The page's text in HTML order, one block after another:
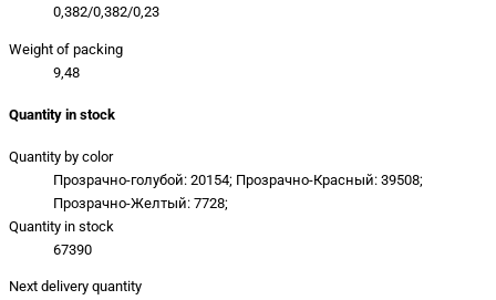
0,382/0,382/0,23
Weight of packing
9,48
Quantity in stock
Quantity by color
Прозрачно-голубой: 20154; Прозрачно-Красный: 39508;
Прозрачно-Желтый: 7728;
Quantity in stock
67390
Next delivery quantity